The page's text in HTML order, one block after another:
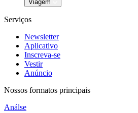
Viagem
Serviços
Newsletter
Aplicativo
Inscreva-se
Vestir
Anúncio
Nossos formatos principais
Análse